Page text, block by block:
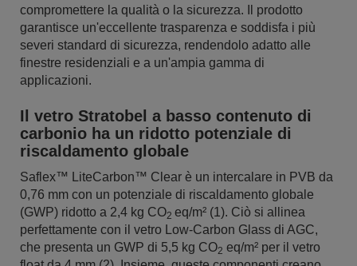
compromettere la qualità o la sicurezza. Il prodotto
garantisce un'eccellente trasparenza e soddisfa i più
severi standard di sicurezza, rendendolo adatto alle
finestre residenziali e a un'ampia gamma di
applicazioni.
Il vetro Stratobel a basso contenuto di
carbonio ha un ridotto potenziale di
riscaldamento globale
Saflex™ LiteCarbon™ Clear è un intercalare in PVB da
0,76 mm con un potenziale di riscaldamento globale
(GWP) ridotto a 2,4 kg CO2 eq/m² (1). Ciò si allinea
perfettamente con il vetro Low-Carbon Glass di AGC,
che presenta un GWP di 5,5 kg CO2 eq/m² per il vetro